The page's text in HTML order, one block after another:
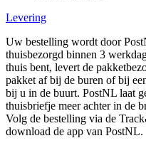
Levering
Uw bestelling wordt door
thuisbezorgd binnen 3
thuis bent, levert de
pakket af bij de buren of bij
bij u in de buurt. PostNL laat
thuisbriefje meer achter in de
Volg de bestelling via de
download de app van PostNL.